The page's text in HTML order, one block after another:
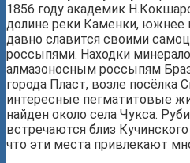
1856 году академик
долине реки Каменки, южнее
давно славится своими
россыпями. Находки
алмазоносным россыпям
города Пласт, возле посёлка
интересные пегматитовые
найден около села Чукса.
встречаются близ
что эти места привлекают